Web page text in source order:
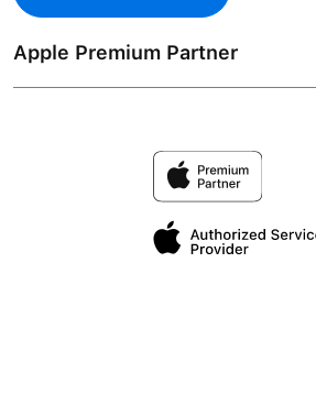
Apple Premium Partner